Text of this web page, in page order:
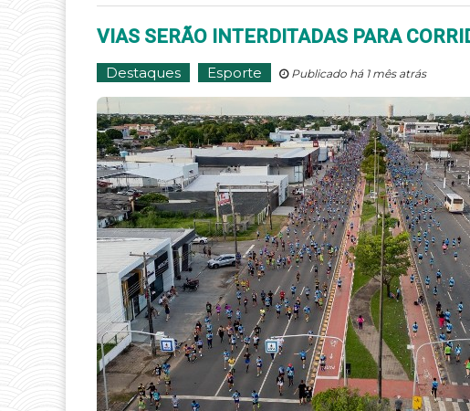
VIAS SERÃO INTERDITADAS PARA
Destaques Esporte Publicado há 1 mês atrás